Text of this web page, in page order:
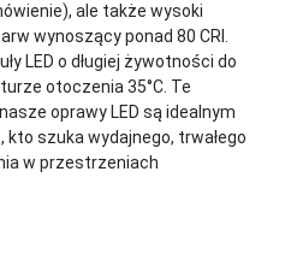
ale także wysoki
wynoszący ponad 80 CRI.
LED o długiej żywotności do
otoczenia 35°C. Te
oprawy LED są idealnym
szuka wydajnego, trwałego
w przestrzeniach